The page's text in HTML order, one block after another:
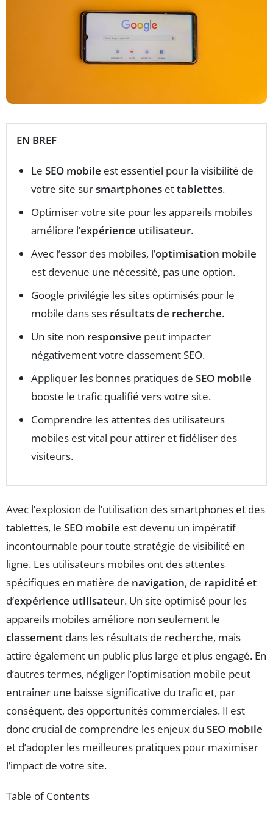
EN BREF
Le SEO mobile est essentiel pour la visibilité de
votre site sursmartphones ettablettes.
Optimiser votre site pour les appareils mobiles
améliore l’expérience utilisateur.
Avec l’essor des mobiles, l’optimisation mobile
est devenue une nécessité, pas une option.
Google privilégie les sites optimisés pour le
mobile dans ses résultats de recherche.
Un site non responsive peut impacter
négativement votre classement SEO.
Appliquer les bonnes pratiques de SEO mobile
booste le trafic qualifié vers votre site.
Comprendre les attentes des utilisateurs
mobiles est vital pour attirer et fidéliser des
visiteurs.
Avec l’explosion de l’utilisation des smartphones et des
tablettes, le SEO mobile est devenu un impératif
incontournable pour toute stratégie de visibilité en
ligne. Les utilisateurs mobiles ont des attentes
spécifiques en matière de navigation, de rapidité et
d’expérience utilisateur. Un site optimisé pour les
appareils mobiles améliore non seulement le
classement dans les résultats de recherche, mais
attire également un public plus large et plus engagé. En
d’autres termes, négliger l’optimisation mobile peut
entraîner une baisse significative du trafic et, par
conséquent, des opportunités commerciales. Il est
donc crucial de comprendre les enjeux du SEO mobile
et d’adopter les meilleures pratiques pour maximiser
l’impact de votre site.
Table of Contents